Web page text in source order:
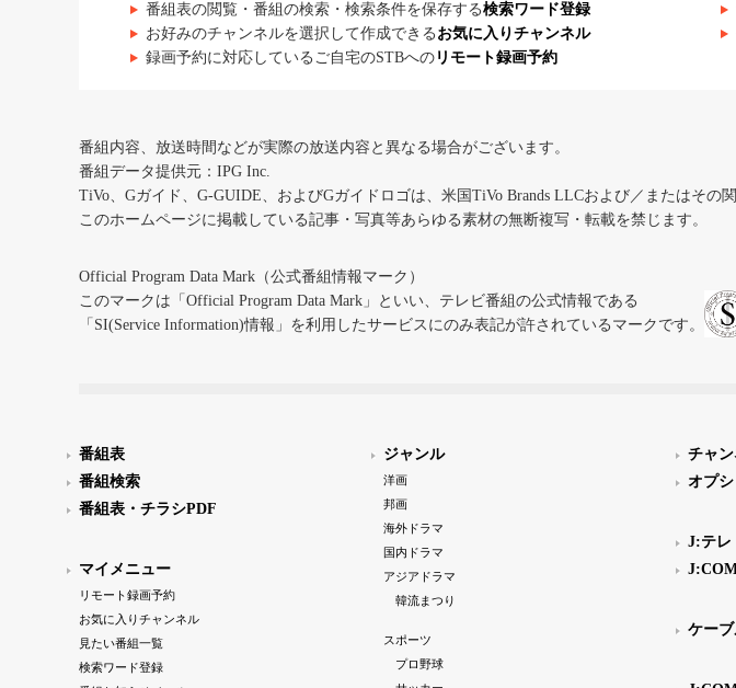
番組表の閲覧・番組の検索・検索条件を保存する検索ワード登録
お好みのチャンネルを選択して作成できる お気に入りチャンネル
録画予約に対応しているご自宅のSTBへの リモート録画予約
番組内容、放送時間などが実際の放送内容と異なる場合がございます。
番組データ提供元：IPG Inc.
TiVo、Gガイド、G-GUIDE、およびGガイドロゴは、米国TiVo Brands LLCおよび／またはその
このホームページに掲載している記事・写真等あらゆる素材の無断複写・転載を禁じます。
Official Program Data Mark（公式番組情報マーク）
このマークは「Official Program Data Mark」といい、テレビ番組の公式情報である
「SI(Service Information)情報」を利用したサービスにのみ表記が許されているマークです。
番組表
番組検索
番組表・チラシPDF
マイメニュー
リモート録画予約
お気に入りチャンネル
見たい番組一覧
検索ワード登録
ジャンル
洋画
邦画
海外ドラマ
国内ドラマ
アジアドラマ
韓流まつり
スポーツ
プロ野球
チャ
オプ
J:テレ
ケー